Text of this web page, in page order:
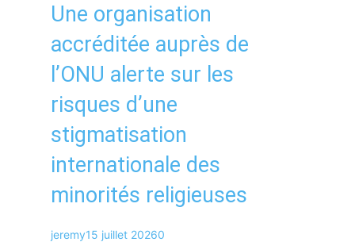
Une organisation
accréditée auprès de
l’ONU alerte sur les
risques d’une
stigmatisation
internationale des
minorités religieuses
jeremy15 juillet 20260